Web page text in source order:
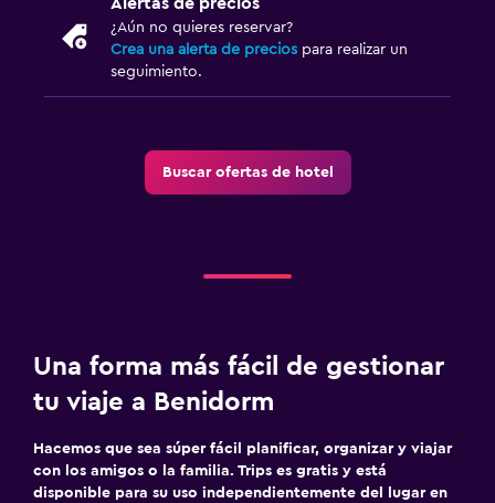
¿Aún no quieres reservar?
Crea una alerta de precios para realizar un
seguimiento.
Buscar ofertas de hotel
Una forma más fácil de gestionar
tu viaje a Benidorm
Hacemos que sea súper fácil planificar, organizar y viajar
con los amigos o la familia. Trips es gratis y está
disponible para su uso independientemente del lugar en